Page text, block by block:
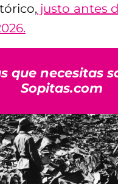
justo antes
que necesitas
Sopitas.com